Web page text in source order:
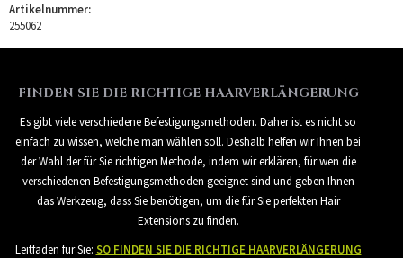
Artikelnummer:
255062
FINDEN SIE DIE RICHTIGE HAARVERLÄNGERUNG
Es gibt viele verschiedene Befestigungsmethoden. Daher ist es nicht so
einfach zu wissen, welche man wählen soll. Deshalb helfen wir Ihnen bei
der Wahl der für Sie richtigen Methode, indem wir erklären, für wen die
verschiedenen Befestigungsmethoden geeignet sind und geben Ihnen
das Werkzeug, dass Sie benötigen, um die für Sie perfekten Hair
Extensions zu finden.
Leitfaden für Sie: SO FINDEN SIE DIE RICHTIGE HAARVERLÄNGERUNG